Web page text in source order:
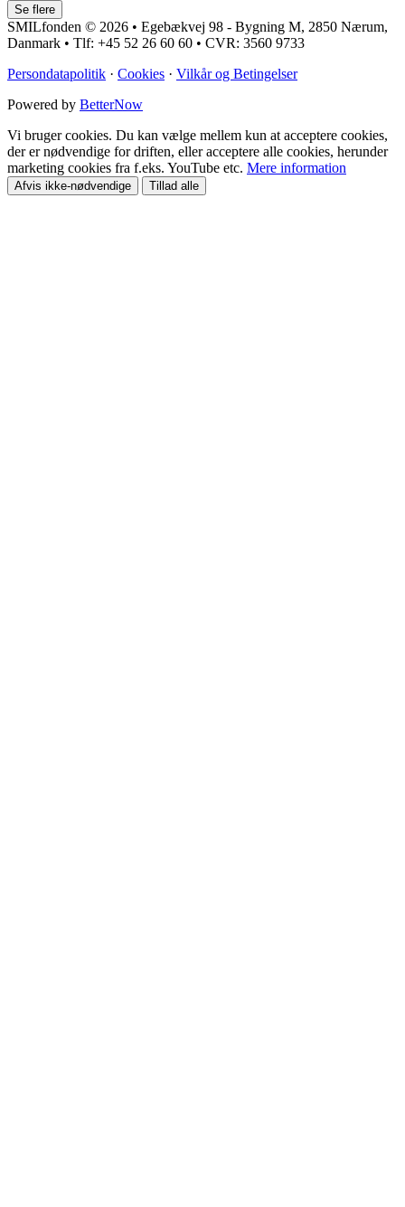
SMILfonden © 2026 • Egebækvej 98 - Bygning M, 2850 Nærum,
Danmark • Tlf: +45 52 26 60 60 • CVR: 3560 9733
Persondatapolitik · Cookies · Vilkår og Betingelser
Powered by BetterNow
Vi bruger cookies. Du kan vælge mellem kun at acceptere cookies,
der er nødvendige for driften, eller acceptere alle cookies, herunder
marketing cookies fra f.eks. YouTube etc. Mere information
Afvis ikke-nødvendige Tillad alle